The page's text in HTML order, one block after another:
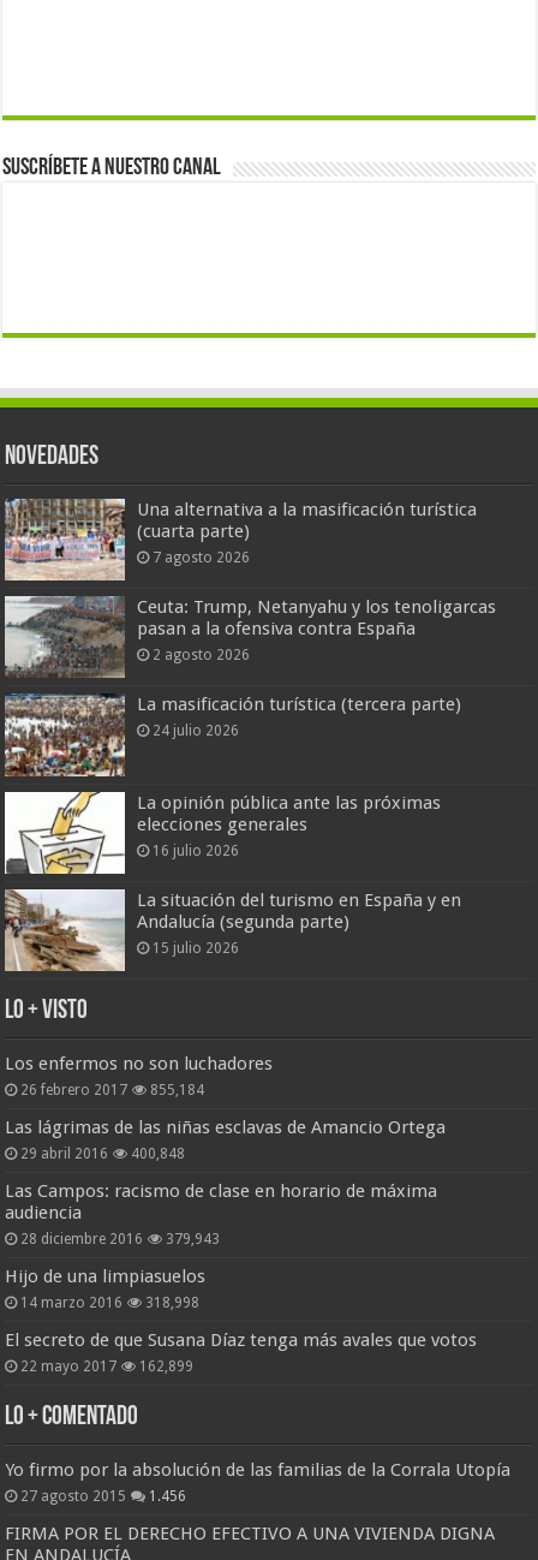
Suscríbete a nuestro canal
Novedades
Una alternativa a la masificación turística
(cuarta parte)
7 agosto 2026
Ceuta: Trump, Netanyahu y los tenoligarcas
pasan a la ofensiva contra España
2 agosto 2026
La masificación turística (tercera parte)
24 julio 2026
La opinión pública ante las próximas
elecciones generales
16 julio 2026
La situación del turismo en España y en
Andalucía (segunda parte)
15 julio 2026
Lo + Visto
Los enfermos no son luchadores
26 febrero 2017 855,184
Las lágrimas de las niñas esclavas de Amancio Ortega
29 abril 2016 400,848
Las Campos: racismo de clase en horario de máxima
audiencia
28 diciembre 2016 379,943
Hijo de una limpiasuelos
14 marzo 2016 318,998
El secreto de que Susana Díaz tenga más avales que votos
22 mayo 2017 162,899
Lo + Comentado
Yo firmo por la absolución de las familias de la Corrala Utopía
27 agosto 2015 1.456
FIRMA POR EL DERECHO EFECTIVO A UNA VIVIENDA DIGNA
EN ANDALUCÍA